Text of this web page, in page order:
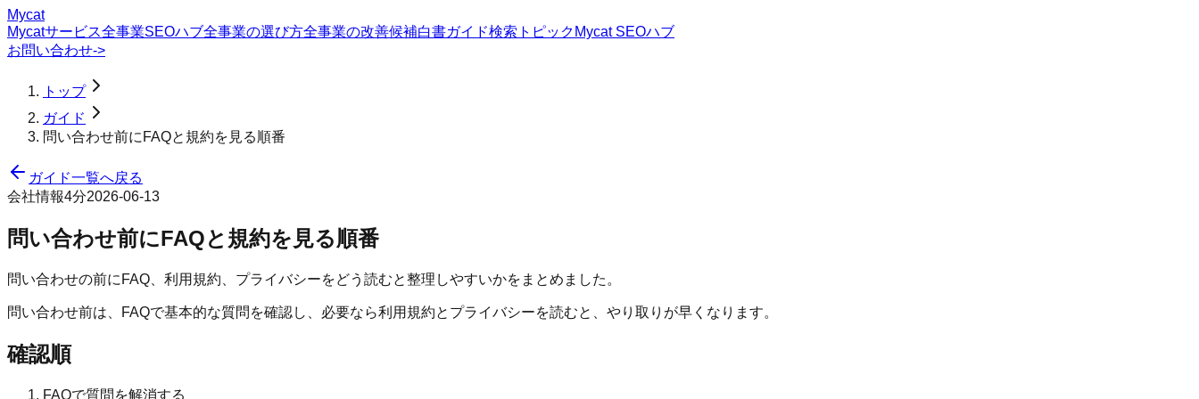
Mycat
Mycatサービス全事業SEOハブ全事業の選び方全事業の改善候補白書ガイド検索トピック Mycat SEOハブ
お問い合わせ->
トップ
ガイド
問い合わせ前にFAQと規約を見る順番
ガイド一覧へ戻る
会社情報4分2026-06-13
問い合わせ前にFAQと規約を見る順番
問い合わせの前にFAQ、利用規約、プライバシーをどう読むと整理しやすいかをまとめました。
問い合わせ前は、FAQで基本的な質問を確認し、必要なら利用規約とプライバシーを読むと、やり取りが早くなります。
確認順
FAQで質問を解消する